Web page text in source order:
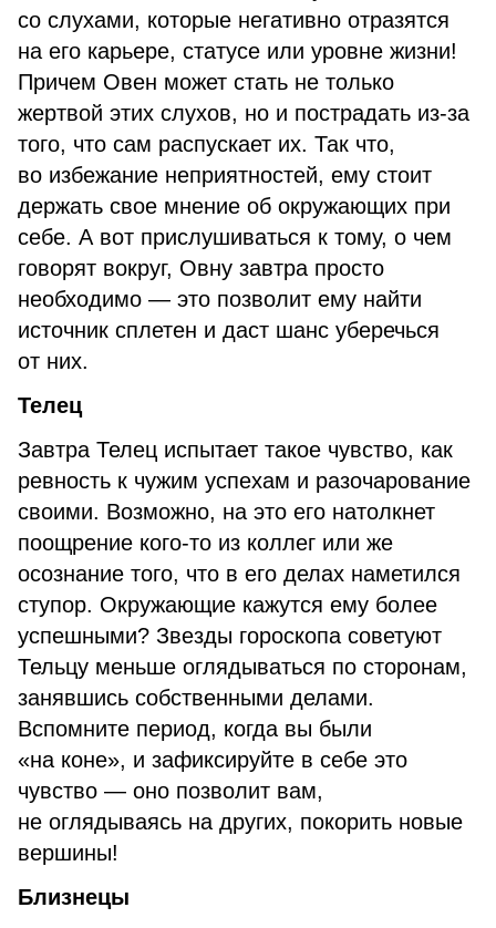
со слухами, которые негативно отразятся
на его карьере, статусе или уровне жизни!
Причем Овен может стать не только
жертвой этих слухов, но и пострадать из-за
того, что сам распускает их. Так что,
во избежание неприятностей, ему стоит
держать свое мнение об окружающих при
себе. А вот прислушиваться к тому, о чем
говорят вокруг, Овну завтра просто
необходимо — это позволит ему найти
источник сплетен и даст шанс уберечься
от них.
Телец
Завтра Телец испытает такое чувство, как
ревность к чужим успехам и разочарование
своими. Возможно, на это его натолкнет
поощрение кого-то из коллег или же
осознание того, что в его делах наметился
ступор. Окружающие кажутся ему более
успешными? Звезды гороскопа советуют
Тельцу меньше оглядываться по сторонам,
занявшись собственными делами.
Вспомните период, когда вы были
«на коне», и зафиксируйте в себе это
чувство — оно позволит вам,
не оглядываясь на других, покорить новые
вершины!
Близнецы